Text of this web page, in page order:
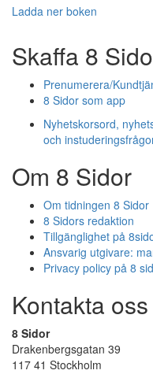
Ladda ner boken
Skaffa 8
Prenumerera/
8 Sidor som app
Nyhetskorsord,
och
Om 8 Sidor
Om tidningen 8 Sidor
8 Sidors redaktion
Tillgänglighet på
Ansvarig utgivare:
Privacy policy på 8
Kontakta oss
8 Sidor
Drakenbergsgatan 39
117 41 Stockholm